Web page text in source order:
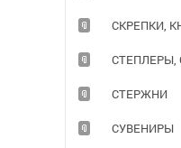
СКРЕПКИ,
СТЕПЛЕРЫ,
СТЕРЖНИ
СУВЕНИРЫ